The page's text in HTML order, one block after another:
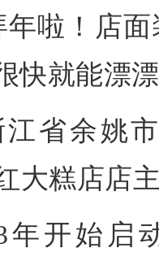
年啦！店
快就能漂
省余姚
大糕店店
年开始启